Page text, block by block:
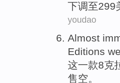
下调至299
youdao
Almost
Editions
这一款8克
售空。